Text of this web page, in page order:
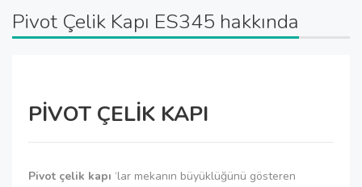
Pivot Çelik Kapı ES345 hakkında
PİVOT ÇELİK KAPI
Pivot çelik kapı ‘lar mekanın büyüklüğünü gösteren